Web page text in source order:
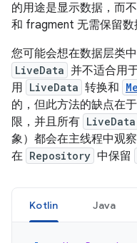
的用途是显示数据，而
和 fragment 无需保留数
您可能会想在数据层类
LiveData 并不适合用
用 LiveData 转换和
的，但此方法的缺点在
限，并且所有 LiveData
象）都会在主线程中观
在 Repository 中保留
Kotlin Java